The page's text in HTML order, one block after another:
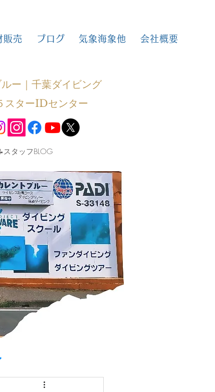
販売 ブログ 気象海象他 会社概要
ー｜千葉ダイビング
スターIDセンター
スタッフBLOG